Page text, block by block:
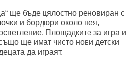
ще бъде цялостно реновиран с
и бордюри около нея,
Площадките за игра и
ще имат чисто нови детски
да играят.